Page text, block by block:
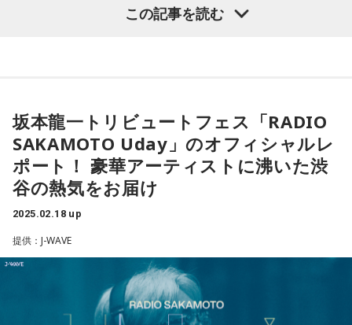
コロナの場合は2週間くらいで若い人も含めて後遺症という症
が、中国がどういう対応で出てくるのでしょうか」
村尾 「日本も中国との間に“中国は1つなんだ”という取り決め
を結んでいますから、そういう意味ではどのような背景があ
って法務省はこう考えたのかという思いはあります。まず
これは省令です。省令というのは国会の議決もいりません
くとも総理に上げて、総理の了解もとっているのか、政府部
内でどういう説明をしたのかということに私は関心がありま
す。また、国籍欄にこれから地域も記載していいとなると、
この記事を読む
坂本龍一トリビュートフェス「RADIO
SAKAMOTO Uday」のオフィシャルレ
ポート！ 豪華アーティストに沸いた渋
谷の熱気をお届け
2025.02.18 up
提供：J-WAVE